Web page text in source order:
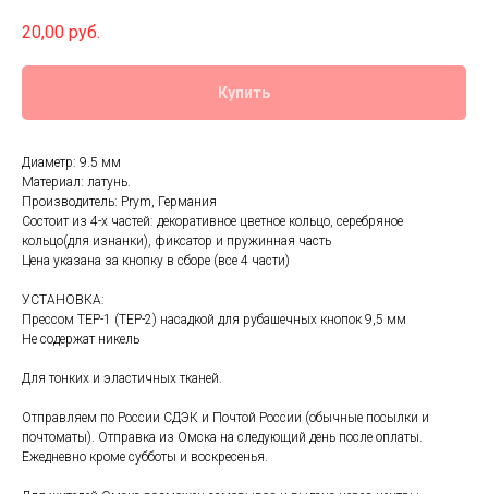
20,00 руб.
Купить
Диаметр: 9.5 мм
Материал: латунь.
Производитель: Prym, Германия
Состоит из 4-х частей: декоративное цветное кольцо, серебряное
кольцо(для изнанки), фиксатор и пружинная часть
Цена указана за кнопку в сборе (все 4 части)
УСТАНОВКА:
Прессом ТЕР-1 (ТЕР-2) насадкой для рубашечных кнопок 9,5 мм
Не содержат никель
Для тонких и эластичных тканей.
Отправляем по России СДЭК и Почтой России (обычные посылки и
почтоматы). Отправка из Омска на следующий день после оплаты.
Ежедневно кроме субботы и воскресенья.